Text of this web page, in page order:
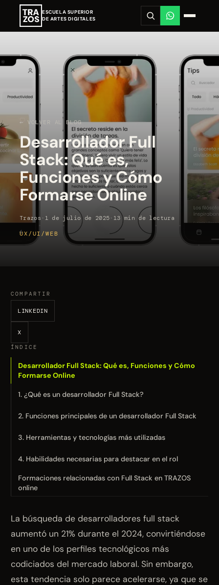
ESCUELA SUPERIOR
DE ARTES DIGITALES
← VOLVER AL BLOG
Desarrollador Full
Stack: Qué es,
Funciones y Cómo
Formarse Online
Trazos · 1 de julio de 2025· 13 min de lectura
UX/UI/WEB
COMPARTIR
LINKEDIN
X
ÍNDICE
Desarrollador Full Stack: Qué es, Funciones y Cómo
Formarse Online
1. ¿Qué es un desarrollador Full Stack?
2. Funciones principales de un desarrollador Full Stack
3. Herramientas y tecnologías más utilizadas
4. Habilidades necesarias para destacar en el rol
Formaciones relacionadas con Full Stack en TRAZOS
online
La búsqueda de desarrolladores full stack
aumentó un 21% durante el 2024, convirtiéndose
en uno de los perfiles tecnológicos más
codiciados del mercado laboral. Sin embargo,
esta tendencia solo parece acelerarse, ya que se